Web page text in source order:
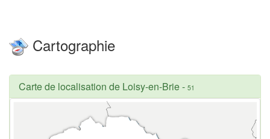
Cartographie
Carte de localisation de Loisy-en-Brie- 51